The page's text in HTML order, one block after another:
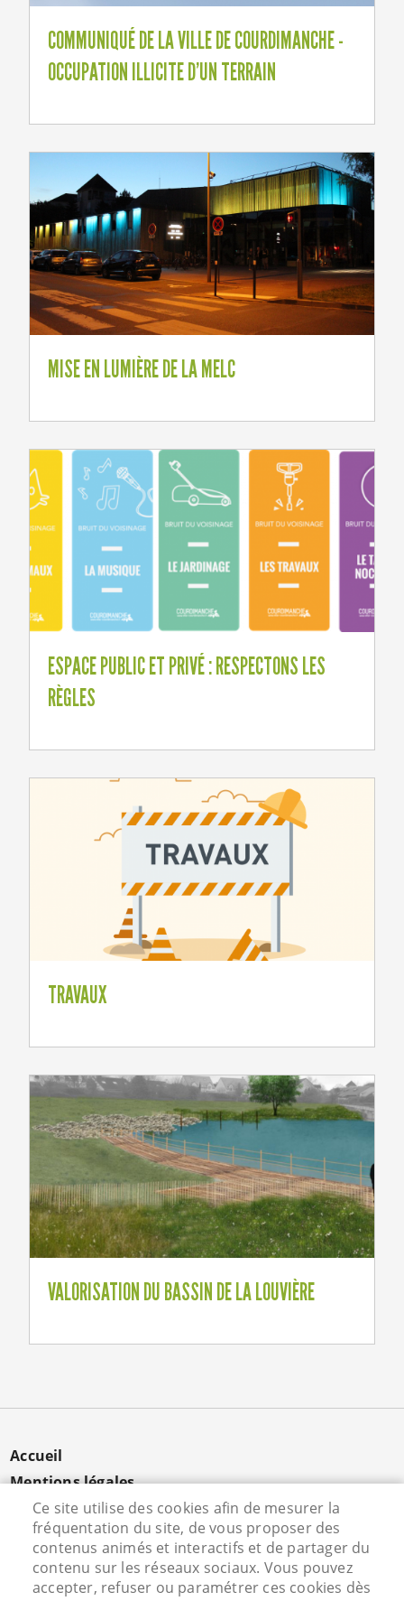
COMMUNIQUÉ DE LA VILLE DE COURDIMANCHE -
OCCUPATION ILLICITE D'UN TERRAIN
MISE EN LUMIÈRE DE LA MELC
ESPACE PUBLIC ET PRIVÉ : RESPECTONS LES
RÈGLES
TRAVAUX
VALORISATION DU BASSIN DE LA LOUVIÈRE
MENU
PIED
PAGE
Accueil
Mentions légales
Données personnelles
Cookies
Contact
S'identifier
Ce site utilise des cookies afin de mesurer la
fréquentation du site, de vous proposer des
contenus animés et interactifs et de partager du
contenu sur les réseaux sociaux. Vous pouvez
accepter, refuser ou paramétrer ces cookies dès